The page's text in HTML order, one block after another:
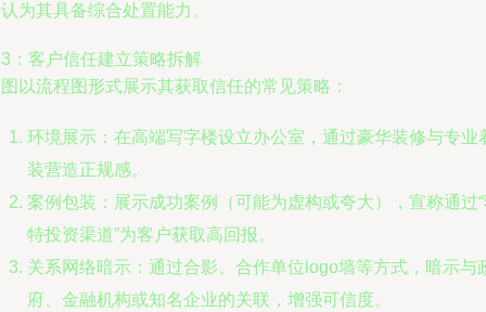
为其具备综合处置能力。
：客户信任建立策略拆解
以流程图形式展示其获取信任的常见策略：
环境展示：在高端写字楼设立办公室，通过豪华装修与专业
装营造正规感。
案例包装：展示成功案例（可能为虚构或夸大），宣称通过
特投资渠道”为客户获取高回报。
关系网络暗示：通过合影、合作单位logo墙等方式，暗示与
府、金融机构或知名企业的关联，增强可信度。